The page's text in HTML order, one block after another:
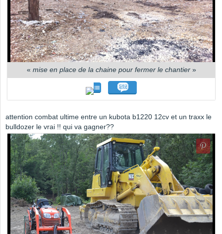
« mise en place de la chaine pour fermer le chantier»
attention combat ultime entre un kubota b1220 12cv et un traxx le
bulldozer le vrai !! qui va gagner??